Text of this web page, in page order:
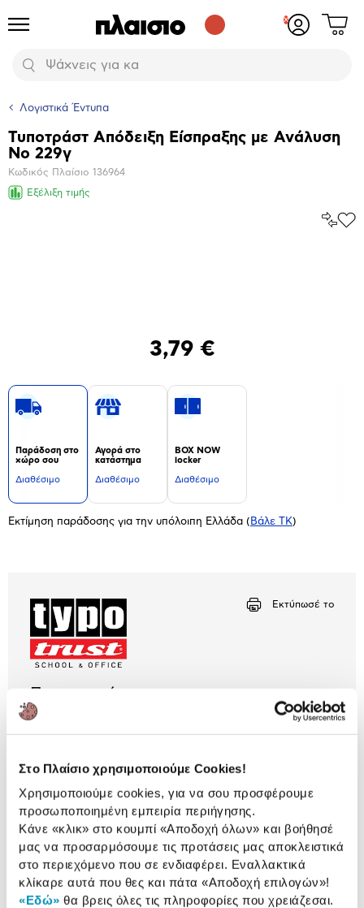
Στο Πλαίσιο χρησιμοποιούμε Cookies!
Χρησιμοποιούμε cookies, για να σου προσφέρουμε
προσωποποιημένη εμπειρία περιήγησης.
Κάνε «κλικ» στο κουμπί «Αποδοχή όλων» και βοήθησέ
μας να προσαρμόσουμε τις προτάσεις μας αποκλειστικά
στο περιεχόμενο που σε ενδιαφέρει. Εναλλακτικά
κλίκαρε αυτά που θες και πάτα «Αποδοχή επιλογών»!
«Εδώ» θα βρεις όλες τις πληροφορίες που χρειάζεσαι.
Προϊόντα
Αναζήτηση
Δες
Λογιστικά Έντυπα
Βασικά
χαρακτηριστικά
Τυποτράστ Απόδειξη Είσπραξης με Ανάλυση
Νο 229γ
Κωδικός Πλαίσιο 136964
Εξέλιξη τιμής
3,79 €
Παράδοση στο
χώρο σου
Διαθέσιμο
Αγορά στο
κατάστημα
Διαθέσιμο
BOX NOW
locker
Διαθέσιμο
Εκτίμηση παράδοσης για την υπόλοιπη Ελλάδα ( Βάλε ΤΚ)
Εκτύπωσέ το
Περιγραφή
Τυποτράστ απόδειξη είσπραξης με ανάλυση Νο
229γ για να καταγράφετε τις εισπράξεις που έχετε
Χαρακτηριστικά
Αντίτυπα: Τριπλότυπο
Αριθμός Φύλλων